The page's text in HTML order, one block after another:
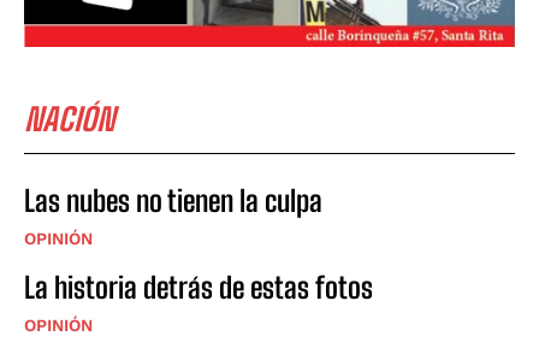
NACIÓN
Las nubes no tienen la culpa
OPINIÓN
La historia detrás de estas fotos
OPINIÓN